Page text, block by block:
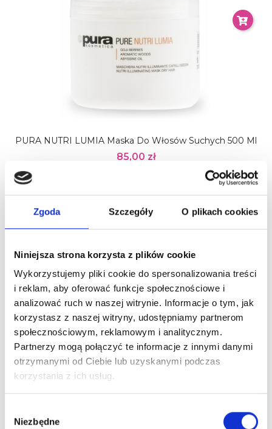
Zgoda Szczegóły O plikach cookies
Niniejsza strona korzysta z plików cookie
Wykorzystujemy pliki cookie do spersonalizowania treści
i reklam, aby oferować funkcje społecznościowe i
analizować ruch w naszej witrynie. Informacje o tym, jak
korzystasz z naszej witryny, udostępniamy partnerom
społecznościowym, reklamowym i analitycznym.
Partnerzy mogą połączyć te informacje z innymi danymi
otrzymanymi od Ciebie lub uzyskanymi podczas
korzystania z ich usług.
zgody
Niezbędne
PURA NUTRI LUMIA Maska Do Włosów Suchych 500 Ml
85,00 zł
PURA PURE NUTRI LUMIA SZAMPON DO WŁOSÓW
SUCHYCH 1L
99,00 zł
Obecnie brak na stanie